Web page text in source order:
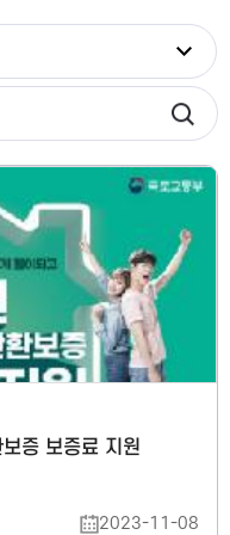
증 보증료 지원
2023-11-08